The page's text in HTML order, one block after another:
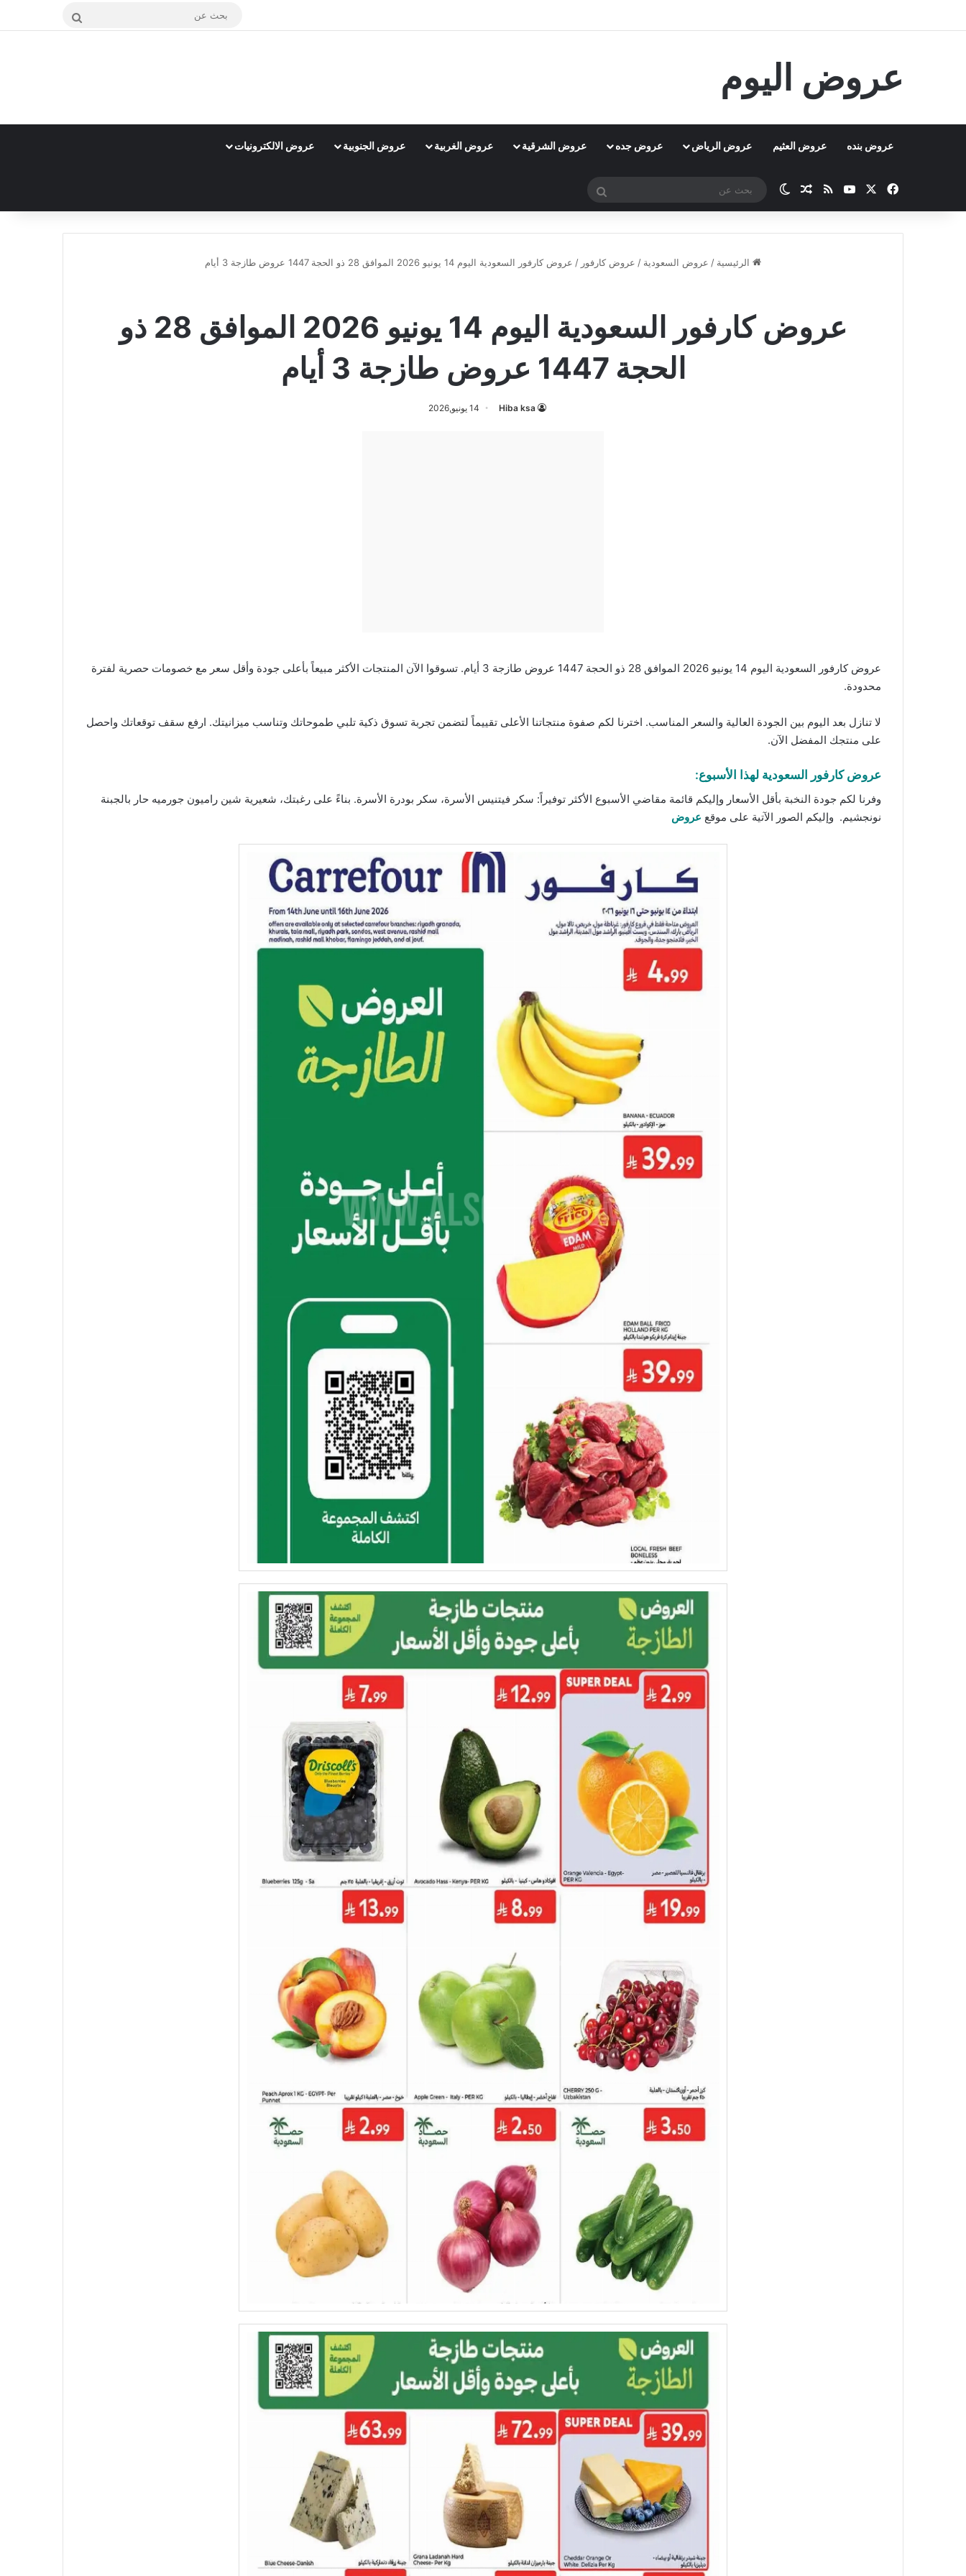
بحث
عروض اليوم
عروض بنده عروض العثيم عروض الرياض عروض جده عروض الشرقية عروض الغربية عروض الجنوبية عروض الالكترونيات
فيسبوك ‫YouTubeملخص الموقع RSS
مقال عشوائي
الوضع المظلم
بحث
الرئيسية / عروض السعودية / عروض كارفور / عروض كارفور السعودية اليوم 14 يونيو 2026 الموافق 28 ذو الحجة 1447 عروض طازجة 3 أيام
عروض كارفور السعودية اليوم 14 يونيو 2026 الموافق 28 ذو
الحجة 1447 عروض طازجة 3 أيام
Hiba ksa 14 يونيو,2026
عروض كارفور السعودية اليوم 14 يونيو 2026 الموافق 28 ذو الحجة 1447 عروض طازجة 3 أيام. تسوقوا الآن المنتجات الأكثر مبيعاً بأعلى جودة وأقل سعر مع خصومات حصرية لفترة
محدودة.
لا تنازل بعد اليوم بين الجودة العالية والسعر المناسب. اخترنا لكم صفوة منتجاتنا الأعلى تقييماً لتضمن تجربة تسوق ذكية تلبي طموحاتك وتناسب ميزانيتك. ارفع سقف توقعاتك واحصل
على منتجك المفضل الآن.
عروض كارفور السعودية لهذا الأسبوع:
وفرنا لكم جودة النخبة بأقل الأسعار وإليكم قائمة مقاضي الأسبوع الأكثر توفيراً: سكر فيتنيس الأسرة، سكر بودرة الأسرة. بناءً على رغبتك، شعيرية شين راميون جورميه حار بالجبنة
نونجشيم. وإليكم الصور الآتية على موقع عروض